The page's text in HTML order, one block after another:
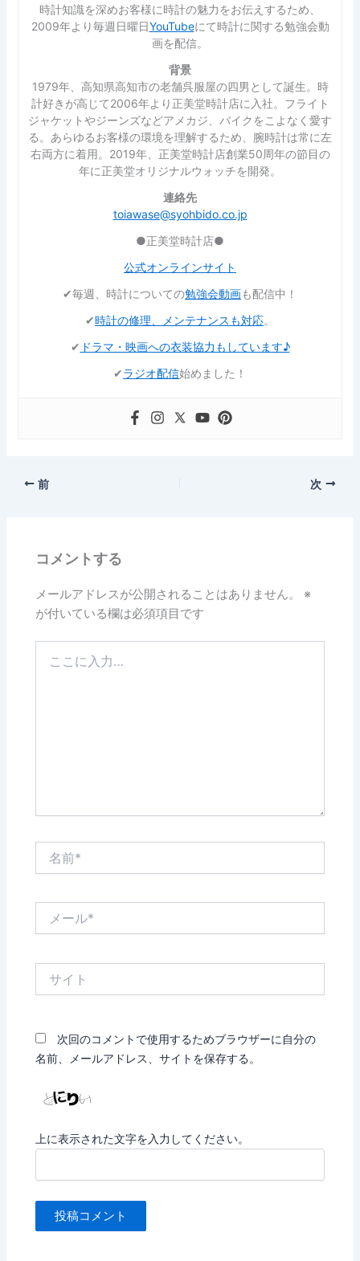
時計知識を深めお客様に時計の魅力をお伝えするため、
2009年より毎週日曜日YouTubeにて時計に関する勉強会動
画を配信。
背景
1979年、高知県高知市の老舗呉服屋の四男として誕生。時
計好きが高じて2006年より正美堂時計店に入社。フライト
ジャケットやジーンズなどアメカジ、バイクをこよなく愛す
る。あらゆるお客様の環境を理解するため、腕時計は常に左
右両方に着用。2019年、正美堂時計店創業50周年の節目の
年に正美堂オリジナルウォッチを開発。
連絡先
toiawase@syohbido.co.jp
●正美堂時計店●
公式オンラインサイト
✔︎毎週、時計についての勉強会動画も配信中！
✔︎時計の修理、メンテナンスも対応。
✔︎ ドラマ・映画への衣装協力もしています♪
✔︎ラジオ配信始めました！
前 次
コメントする
メールアドレスが公開されることはありません。
※
が付いている欄は必須項目です
次回のコメントで使用するためブラウザーに自分の
名前、メールアドレス、サイトを保存する。
上に表示された文字を入力してください。